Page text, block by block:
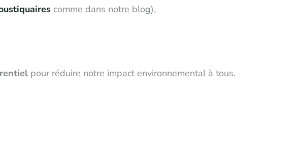
comme dans notre blog),
pour réduire notre impact environnemental à tous.